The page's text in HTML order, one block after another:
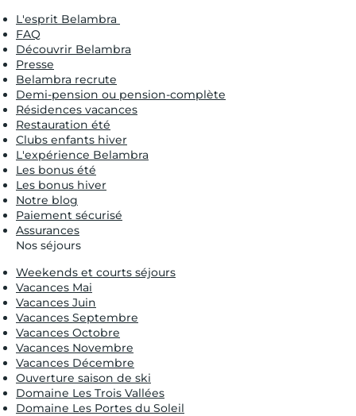
L'esprit Belambra
FAQ
Découvrir Belambra
Presse
Belambra recrute
Demi-pension ou pension-complète
Résidences vacances
Restauration été
Clubs enfants hiver
L'expérience Belambra
Les bonus été
Les bonus hiver
Notre blog
Paiement sécurisé
Assurances
Nos séjours
Weekends et courts séjours
Vacances Mai
Vacances Juin
Vacances Septembre
Vacances Octobre
Vacances Novembre
Vacances Décembre
Ouverture saison de ski
Domaine Les Trois Vallées
Domaine Les Portes du Soleil